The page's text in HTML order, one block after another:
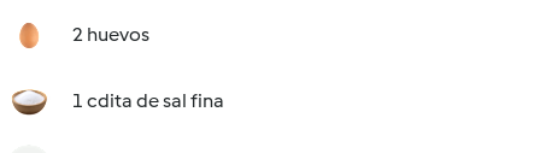
2 huevos
1 cdita de sal fina